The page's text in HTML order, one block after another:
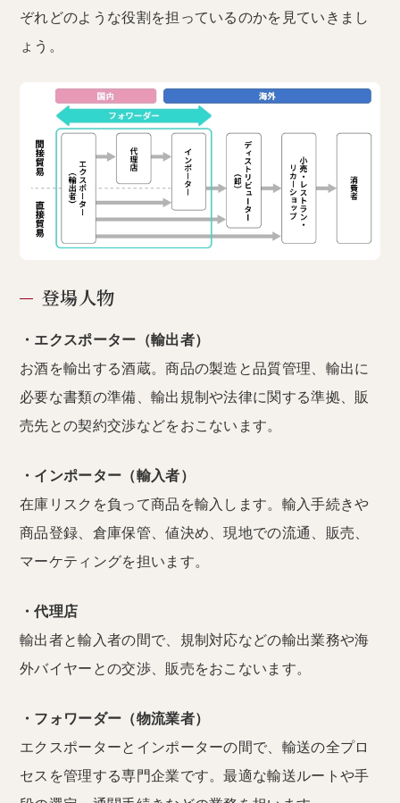
ぞれどのような役割を担っているのかを見ていきまし
ょう。
登場人物
・エクスポーター（輸出者）
お酒を輸出する酒蔵。商品の製造と品質管理、輸出に
必要な書類の準備、輸出規制や法律に関する準拠、販
売先との契約交渉などをおこないます。
・インポーター（輸入者）
在庫リスクを負って商品を輸入します。輸入手続きや
商品登録、倉庫保管、値決め、現地での流通、販売、
マーケティングを担います。
・代理店
輸出者と輸入者の間で、規制対応などの輸出業務や海
外バイヤーとの交渉、販売をおこないます。
・フォワーダー（物流業者）
エクスポーターとインポーターの間で、輸送の全プロ
セスを管理する専門企業です。最適な輸送ルートや手